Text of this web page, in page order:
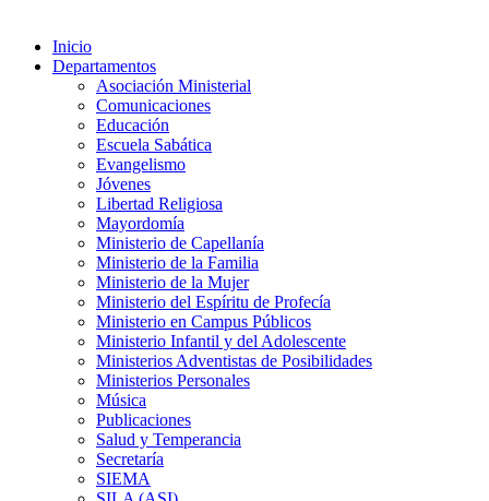
Inicio
Departamentos
Asociación Ministerial
Comunicaciones
Educación
Escuela Sabática
Evangelismo
Jóvenes
Libertad Religiosa
Mayordomía
Ministerio de Capellanía
Ministerio de la Familia
Ministerio de la Mujer
Ministerio del Espíritu de Profecía
Ministerio en Campus Públicos
Ministerio Infantil y del Adolescente
Ministerios Adventistas de Posibilidades
Ministerios Personales
Música
Publicaciones
Salud y Temperancia
Secretaría
SIEMA